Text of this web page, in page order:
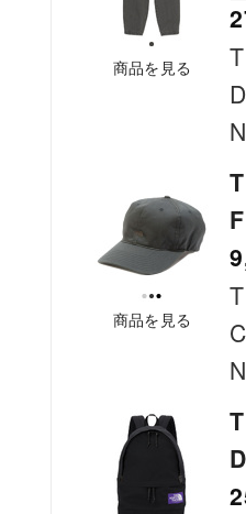
商品を見る
商品を見る